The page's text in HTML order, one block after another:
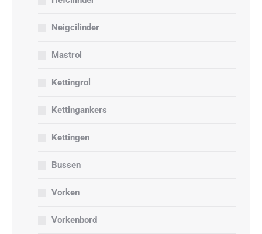
Neigcilinder
Mastrol
Kettingrol
Kettingankers
Kettingen
Bussen
Vorken
Vorkenbord